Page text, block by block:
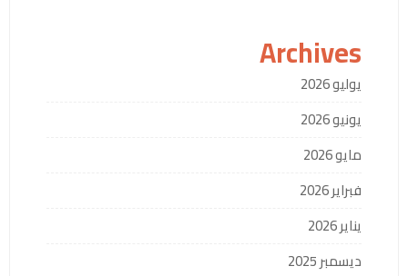
Archives
يوليو 2026
يونيو 2026
مايو 2026
فبراير 2026
يناير 2026
ديسمبر 2025